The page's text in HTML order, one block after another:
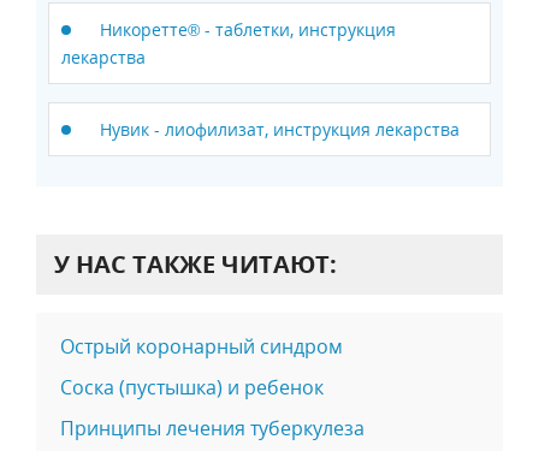
Никоретте® - таблетки, инструкция
лекарства
Нувик - лиофилизат, инструкция лекарства
У НАС ТАКЖЕ ЧИТАЮТ:
Острый коронарный синдром
Соска (пустышка) и ребенок
Принципы лечения туберкулеза